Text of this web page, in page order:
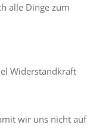
alle Dinge zum
Widerstandkraft
wir uns nicht auf